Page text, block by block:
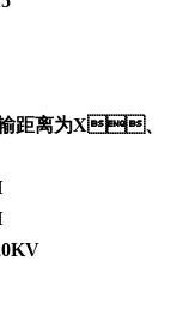
距离为X、